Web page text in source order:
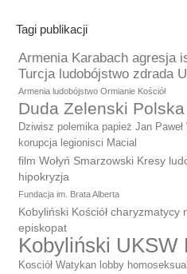
Tagi publikacji
Armenia Karabach agresja
Turcja ludobójstwo zdrada
Armenia ludobójstwo Ormianie Kościół
Duda Zelenski
Dziwisz polemika papież Jan
korupcja legionisci Macial
film Wołyń Smarzowski Kresy
hipokryzja
Fundacja im. Brata Alberta
Kobyliński Kościół
episkopat
Kobyliński UKSW
Kosciół Watykan lobby